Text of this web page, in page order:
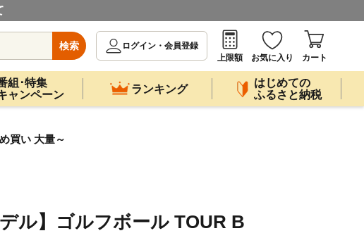
検索
ログイン・会員登録
上限額
お気に入り カート
組･特集
ャンペーン
ランキング
はじめての
ふるさと納税
買い 大量～
デル】ゴルフボール TOUR B